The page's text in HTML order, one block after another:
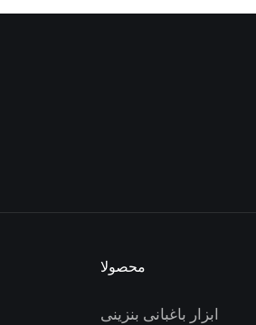
محصولا
ابزار باغبانی بنزینی